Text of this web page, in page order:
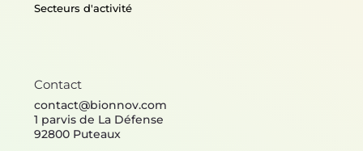
Secteurs d'activité
Contact
contact@bionnov.com
1 parvis de La Défense
92800 Puteaux